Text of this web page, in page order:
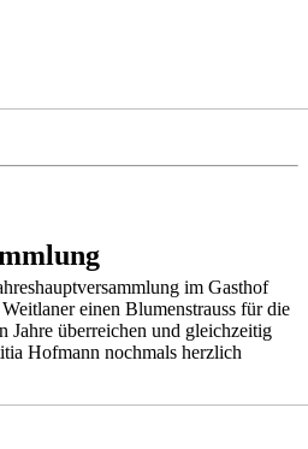
im Gasthof
einen Blumenstrauss für die
Jahre überreichen und gleichzeitig
Hofmann nochmals herzlich